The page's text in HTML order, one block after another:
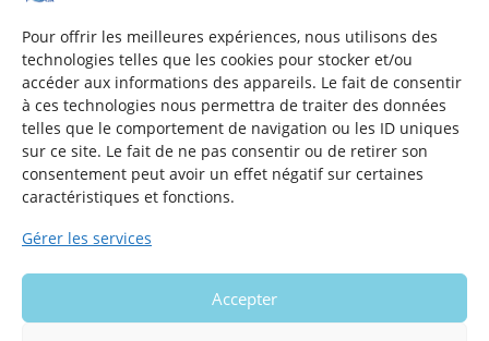
Pour offrir les meilleures expériences, nous utilisons des
technologies telles que les cookies pour stocker et/ou
accéder aux informations des appareils. Le fait de consentir
à ces technologies nous permettra de traiter des données
telles que le comportement de navigation ou les ID uniques
sur ce site. Le fait de ne pas consentir ou de retirer son
consentement peut avoir un effet négatif sur certaines
caractéristiques et fonctions.
Gérer les services
Accepter
16, Rue Léon Blum
33140 Villenave d'Ornon
Nous contacter
Formulaire de contact
E-mail
Mentions légales du site
Politique en matière de cookies